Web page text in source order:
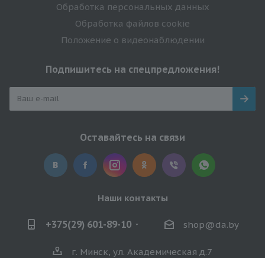
Обработка персональных данных
Обработка файлов cookie
Положение о видеонаблюдении
Подпишитесь на спецпредложения!
Оставайтесь на связи
Наши контакты
+375(29) 601-89-10 shop@da.by
г. Минск, ул. Академическая д.7